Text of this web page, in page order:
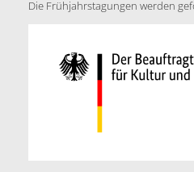
Die Frühjahrstagungen werden